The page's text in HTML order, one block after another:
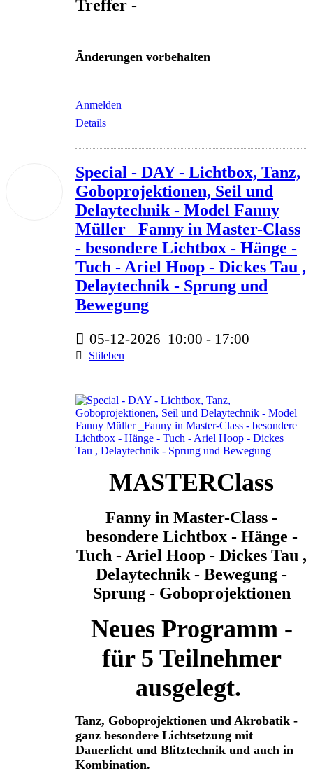
Treffer -
Änderungen vorbehalten
Anmelden
Details
Special - DAY - Lichtbox, Tanz,
Goboprojektionen, Seil und
Delaytechnik - Model Fanny
Müller _Fanny in Master-Class
- besondere Lichtbox - Hänge -
Tuch - Ariel Hoop - Dickes Tau ,
Delaytechnik - Sprung und
Bewegung
05-12-2026 10:00 - 17:00
Stileben
MASTERClass
Fanny in Master-Class -
besondere Lichtbox - Hänge -
Tuch - Ariel Hoop - Dickes Tau ,
Delaytechnik - Bewegung -
Sprung - Goboprojektionen
Neues Programm -
für 5 Teilnehmer
ausgelegt.
Tanz, Goboprojektionen und Akrobatik -
ganz besondere Lichtsetzung mit
Dauerlicht und Blitztechnik und auch in
Kombination.